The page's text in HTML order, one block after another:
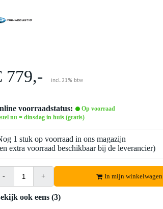
779,- incl. 21% btw
voorraadstatus:
Op voorraad
nu = dinsdag in huis (gratis)
1 stuk op voorraad in ons magazijn
extra voorraad beschikbaar bij de leverancier)
- + In mijn winkelwagen
Bekijk ook eens (3)